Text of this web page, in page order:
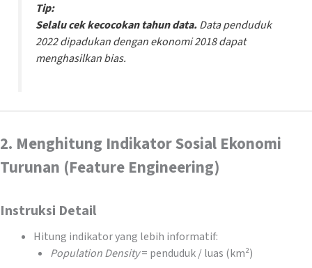
Tip:
Selalu cek kecocokan tahun data.Data penduduk
2022 dipadukan dengan ekonomi 2018 dapat
menghasilkan bias.
2. Menghitung Indikator Sosial Ekonomi
Turunan (Feature Engineering)
Instruksi Detail
Hitung indikator yang lebih informatif:
Population Density= penduduk / luas (km²)